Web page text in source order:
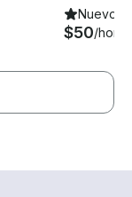
Nuevo
$50/hora